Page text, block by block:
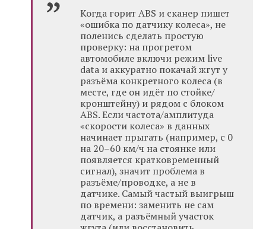
Когда горит ABS и сканер пишет
«ошибка по датчику колеса», не
поленись сделать простую
проверку: на прогретом
автомобиле включи режим live
data и аккуратно покачай жгут у
разъёма конкретного колеса (в
месте, где он идёт по стойке/
кронштейну) и рядом с блоком
ABS. Если частота/амплитуда
«скорости колеса» в данных
начинает прыгать (например, с 0
на 20–60 км/ч на стоянке или
появляется кратковременный
сигнал), значит проблема в
разъёме/проводке, а не в
датчике. Самый частый выигрыш
по времени: заменить не сам
датчик, а разъёмный участок